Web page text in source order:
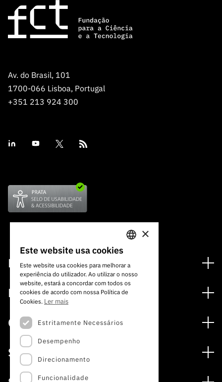
Av. do Brasil, 101
1700-066 Lisboa, Portugal
+351 213 924 300
Financiamento
Programas de Financiamento
Internacional
Prémios
Media
Notas de Imprensa
Subscrever Newsletter
Subscrever Direct Mail de Concursos
Agenda
Concursos
Concursos Abertos
Concursos Previstos
Concursos Fechados
Serviços
Serviços digitais: Tecnologia para o Conhecimento
PORTUGUESE
ENGLISH
×
Este website usa cookies
Este website usa cookies para melhorar a
experiência do utilizador. Ao utilizar o nosso
website, estará a concordar com todos os
cookies de acordo com nossa Política de
Cookies. Ler mais
Estritamente Necessários
Desempenho
Direcionamento
Funcionalidade